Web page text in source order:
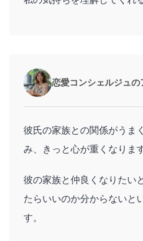
恋愛コンシェルジュの
彼氏の家族との関係がうま
み、きっと心が重くなりま
彼の家族と仲良くなりたい
たらいいのか分からないと
す。